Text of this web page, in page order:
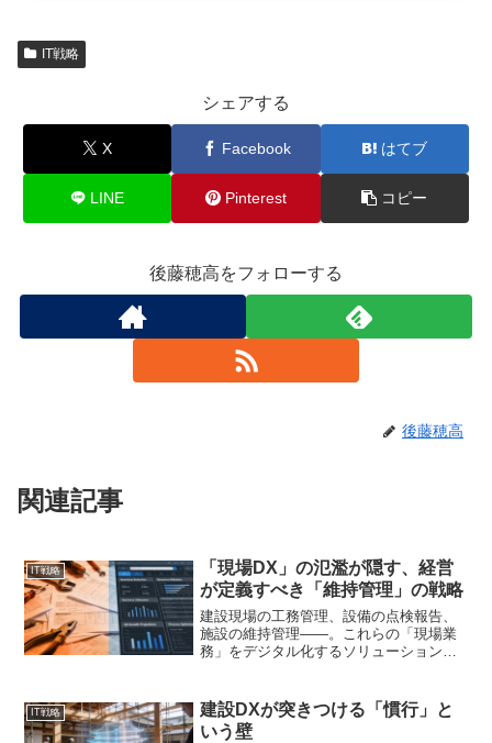
IT戦略
シェアする
X Facebook はてブ
LINE Pinterest コピー
後藤穂高をフォローする
後藤穂高
関連記事
IT戦略
「現場DX」の氾濫が隠す、経営
が定義すべき「維持管理」の戦略
建設現場の工務管理、設備の点検報告、
施設の維持管理——。これらの「現場業
務」をデジタル化するソリューション
「Aisea Maintenance」や、ソニーの「パ
トログ」の...
IT戦略
建設DXが突きつける「慣行」と
いう壁